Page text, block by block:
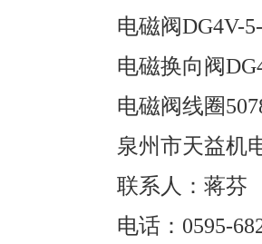
电磁阀DG4V-
电磁换向阀
电磁阀线圈
泉州市天益机
联系人：蒋芬
电话：0595-